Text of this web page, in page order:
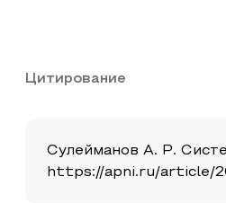
Цитирование
Сулейманов А. Р.
https://apni.ru/article/